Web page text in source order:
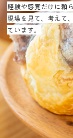
経験や感覚だけに頼ら
現場を見て、考えて
ています。